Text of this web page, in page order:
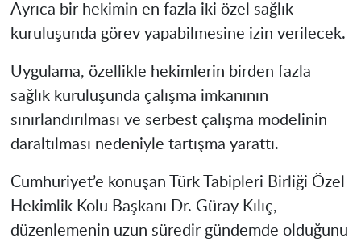
Ayrıca bir hekimin en fazla iki özel sağlık
kuruluşunda görev yapabilmesine izin verilecek.
Uygulama, özellikle hekimlerin birden fazla
sağlık kuruluşunda çalışma imkanının
sınırlandırılması ve serbest çalışma modelinin
daraltılması nedeniyle tartışma yarattı.
Cumhuriyet’e konuşan Türk Tabipleri Birliği Özel
Hekimlik Kolu Başkanı Dr. Güray Kılıç,
düzenlemenin uzun süredir gündemde olduğunu